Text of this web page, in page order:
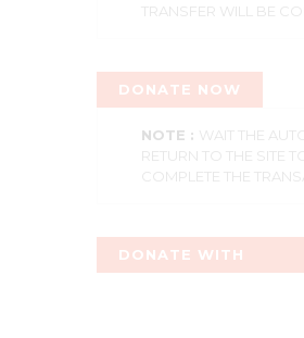
TRANSFER WILL BE
DONATE NOW
NOTE :
WAIT THE
RETURN TO THE SITE TO
COMPLETE THE